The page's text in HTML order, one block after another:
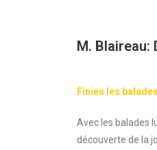
M. Blaireau:
Finies les
Avec les balades
découverte de la